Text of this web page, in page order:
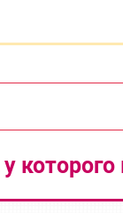
которого